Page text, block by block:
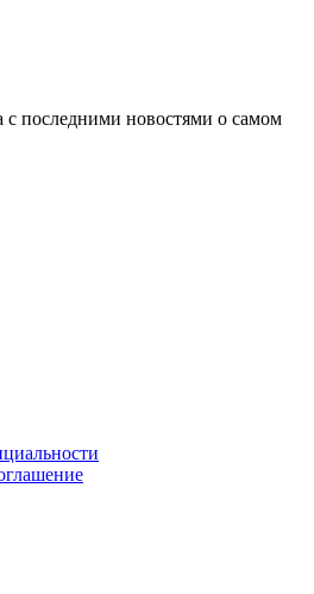
последними новостями о самом